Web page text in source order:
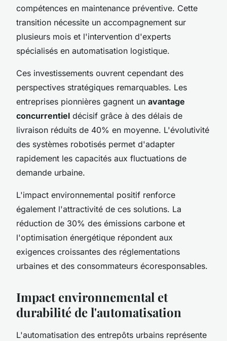
compétences en maintenance préventive. Cette
transition nécessite un accompagnement sur
plusieurs mois et l'intervention d'experts
spécialisés en automatisation logistique.
Ces investissements ouvrent cependant des
perspectives stratégiques remarquables. Les
entreprises pionnières gagnent un avantage
concurrentiel décisif grâce à des délais de
livraison réduits de 40% en moyenne. L'évolutivité
des systèmes robotisés permet d'adapter
rapidement les capacités aux fluctuations de
demande urbaine.
L'impact environnemental positif renforce
également l'attractivité de ces solutions. La
réduction de 30% des émissions carbone et
l'optimisation énergétique répondent aux
exigences croissantes des réglementations
urbaines et des consommateurs écoresponsables.
Impact environnemental et
durabilité de l'automatisation
L'automatisation des entrepôts urbains représente